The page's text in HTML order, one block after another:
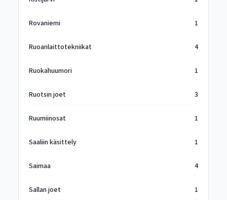
Rovaniemi 1
Ruoanlaittotekniikat 4
Ruokahuumori 1
Ruotsin joet 3
Ruumiinosat 1
Saaliin käsittely 1
Saimaa 4
Sallan joet 1